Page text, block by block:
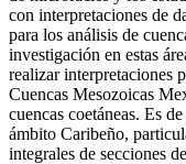
con interpretaciones de
para los análisis de
investigación en estas
realizar interpretaciones
Cuencas Mesozoicas
cuencas coetáneas. Es
ámbito Caribeño,
integrales de secciones